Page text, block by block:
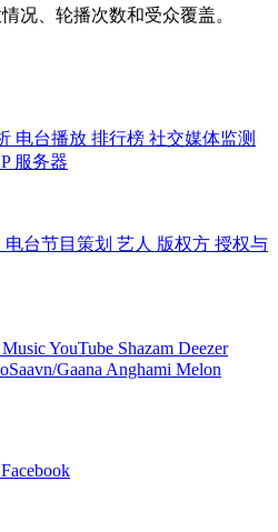
况、轮播次数和受众覆盖。
电台播放 排行榜 社交媒体监测
服务器
电台节目策划 艺人 版权方 授权与
YouTube Shazam Deezer
Gaana Anghami Melon
Facebook